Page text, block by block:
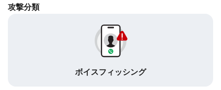
攻撃分類
ボイスフィッシング